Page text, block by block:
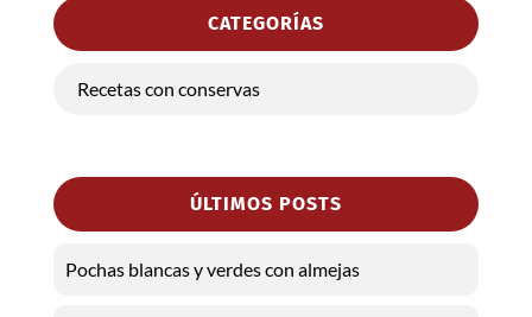
CATEGORÍAS
Recetas con conservas
ÚLTIMOS POSTS
Pochas blancas y verdes con almejas